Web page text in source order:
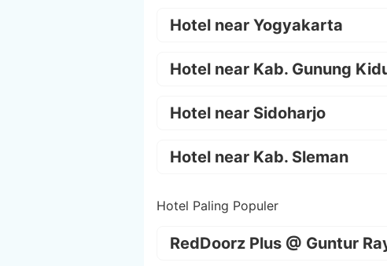
Hotel near Yogyakarta
Hotel near Kab. Gunung
Hotel near Sidoharjo
Hotel near Kab. Sleman
Hotel Paling Populer
RedDoorz Plus @ Guntur